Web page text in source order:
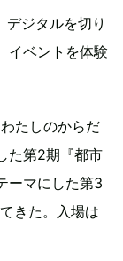
ジタルを切り
イベントを体験
たしのからだ
た第2期『都市
ーマにした第3
きた。入場は